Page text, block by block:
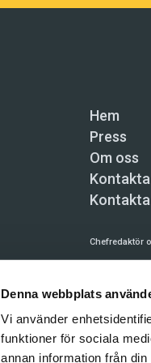
Denna webbplats
Vi använder
funktioner för sociala
annan information från
Hem
Press
Om oss
Chefredaktör
Kundtjänst
Användning
tillåten.